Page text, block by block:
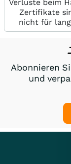
Verluste beim
Zertifikate
nicht für
Abonnieren
und